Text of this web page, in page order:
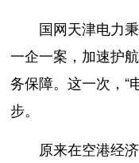
国网天津电力秉
一企一案，加速护
务保障。这一次，“
步。
原来在空港经济